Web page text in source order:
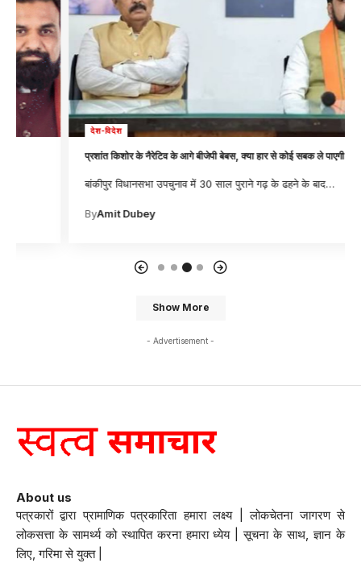
देश-विदेश
प्रशांत किशोर के नैरेटिव के आगे बीजेपी बेबस, क्या हार से कोई सबक ले पाएगी पार्टी?
बांकीपुर विधानसभा उपचुनाव में 30 साल पुराने गढ़ के ढहने के बाद…
Amit Dubey
Show More
- Advertisement -
About us
पत्रकारों द्वारा प्रामाणिक पत्रकारिता हमारा लक्ष्य | लोकचेतना जागरण से
लोकसत्ता के सामर्थ्य को स्थापित करना हमारा ध्येय | सूचना के साथ, ज्ञान के
लिए, गरिमा से युक्त |